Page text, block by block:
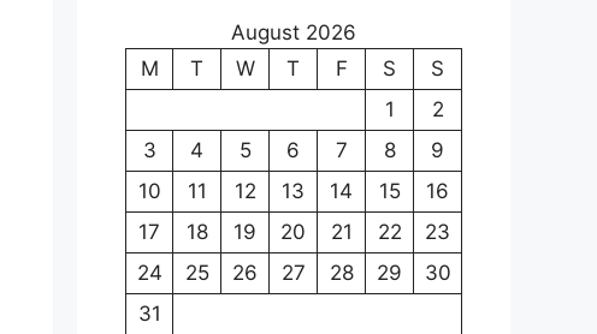
August 2026
M
T W T F S
S
1
2
3
4 5 6 7 8
9
10
11 12 13 14 15
16
17
18 19 20 21 22
23
24
25 26 27 28 29
30
31